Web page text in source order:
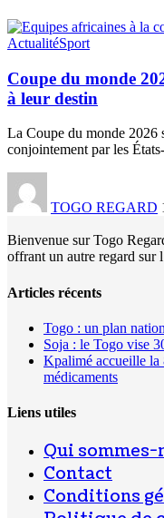
ActualitéSport
Coupe du monde
à leur destin
La Coupe du monde 2026
conjointement par les
TOGO REGARD
Bienvenue sur Togo
offrant un autre regard sur
Articles récents
Togo : un plan
Soja : le Togo vise
Kpalimé accueille la
médicaments
Liens utiles
Qui sommes-
Contact
Conditions